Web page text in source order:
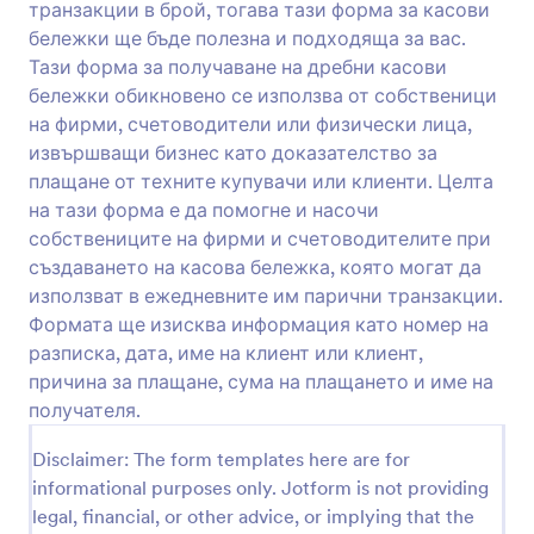
транзакции в брой, тогава тази форма за касови
бележки ще бъде полезна и подходяща за вас.
Тази форма за получаване на дребни касови
бележки обикновено се използва от собственици
на фирми, счетоводители или физически лица,
извършващи бизнес като доказателство за
плащане от техните купувачи или клиенти. Целта
на тази форма е да помогне и насочи
собствениците на фирми и счетоводителите при
създаването на касова бележка, която могат да
използват в ежедневните им парични транзакции.
Формата ще изисква информация като номер на
разписка, дата, име на клиент или клиент,
причина за плащане, сума на плащането и име на
получателя.
Disclaimer: The form templates here are for
informational purposes only. Jotform is not providing
legal, financial, or other advice, or implying that the
купувачи или клиенти. Един пример е форма за
разписка за плащане на наем, която се дава на
клиентите или наемателите, като доказателство
за плащане на техния наем. Тази форма има за
цел да предостави помощ при създаването на
стандартна и проста разписка за плащане,
която те могат да използват, когато извършват
плащания с техните купувачи, наематели или
клиенти. Формата ще се нуждае от
информация като име на клиента, дата, сума на
плащането, номер на разписка, причина за
плащане и име на получателя.
Преглед